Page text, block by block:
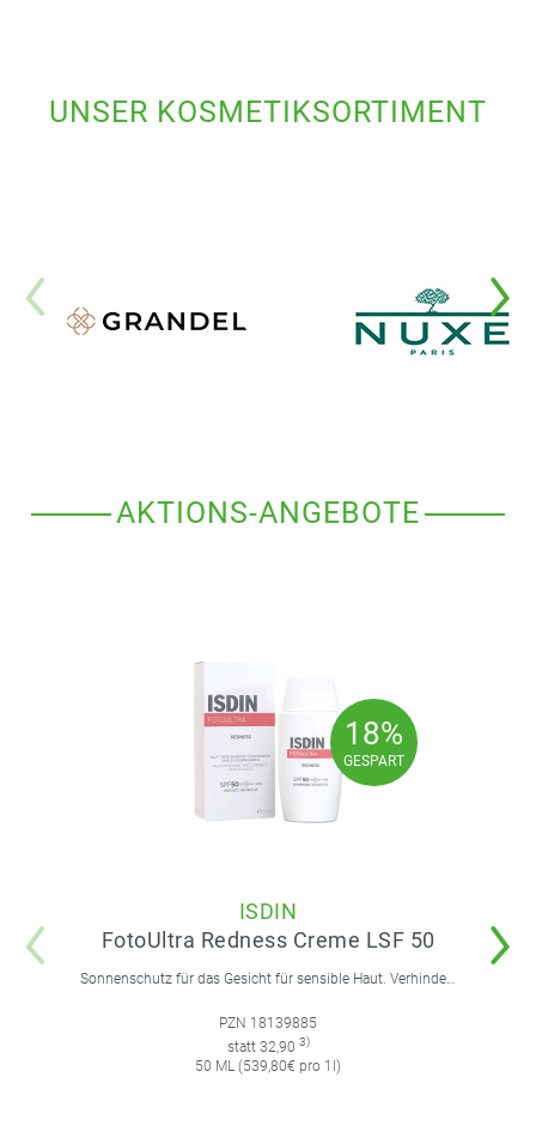
UNSER KOSMETIKSORTIMENT
AKTIONS-ANGEBOTE
18%
GESPART
18%
GESPART
ISDIN
FotoUltra Redness Creme LSF 50
Sonnenschutz für das Gesicht für sensible Haut. Verhindert und korrigiert Hautrötungen.
PZN 18139885
statt 32,90 3)
50 ML (539,80€ pro 1l)